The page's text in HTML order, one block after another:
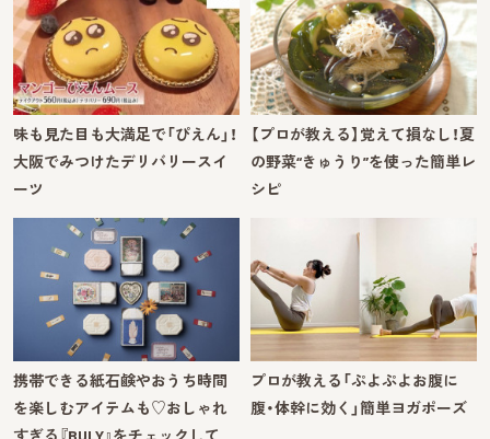
味も見た目も大満足で「ぴえん」！
大阪でみつけたデリバリースイ
ーツ
【プロが教える】覚えて損なし！夏
の野菜“きゅうり”を使った簡単レ
シピ
携帯できる紙石鹸やおうち時間
を楽しむアイテムも♡おしゃれ
すぎる『BULY』をチェックして
プロが教える「ぷよぷよお腹に
腹・体幹に効く」簡単ヨガポーズ